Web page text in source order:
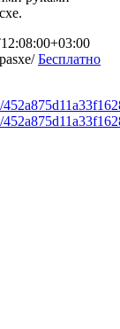
Бесплатно